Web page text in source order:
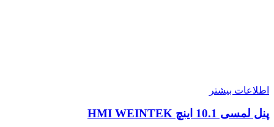
اطلاعات بیشتر
پنل لمسی 10.1 اینچ HMI WEINTEK